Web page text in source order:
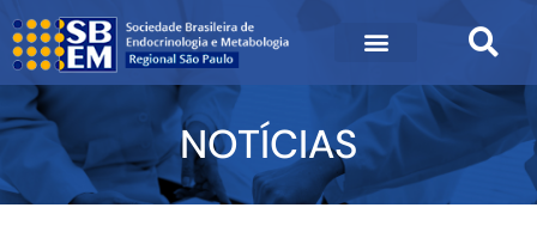
NOTÍCIAS